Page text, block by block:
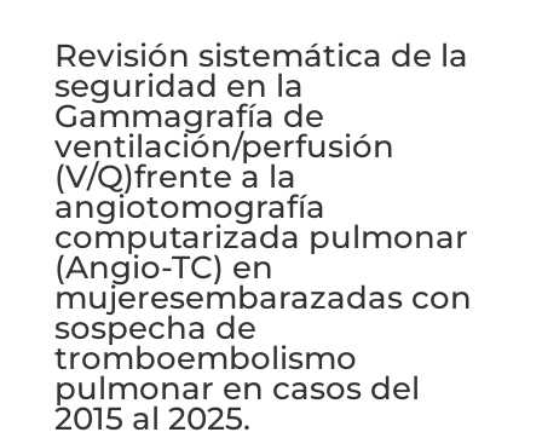
Revisión sistemática de la
seguridad en la
Gammagrafía de
ventilación/perfusión
(V/Q)frente a la
angiotomografía
computarizada pulmonar
(Angio-TC) en
mujeresembarazadas con
sospecha de
tromboembolismo
pulmonar en casos del
2015 al 2025.